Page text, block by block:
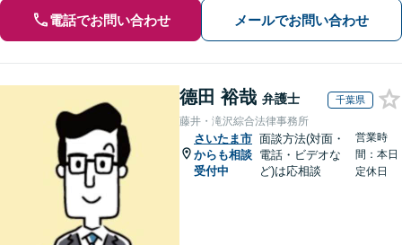
電話でお問い合わせ メールでお問い合わせ
德田 裕哉 弁護士 千葉県
藤井・滝沢綜合法律事務所
さいたま市
からも相談
受付中
面談方法(対面・
電話・ビデオな
ど)は応相談
営業時
間：本日
定休日